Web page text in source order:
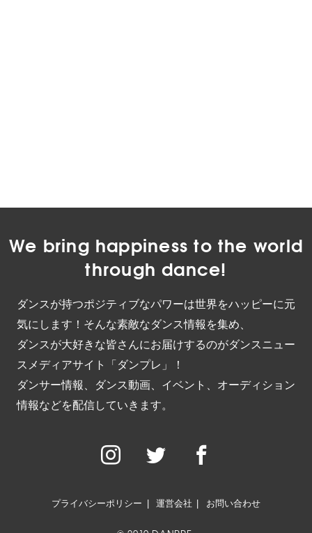
We bring happiness to the world
through dance!
ダンスが持つポジティブなパワーは世界をハッピーに元
気にします！そんな素敵なダンス情報を集め、
ダンスが大好きな皆さんにお届けするのがダンスニュー
スメディアサイト「ダンプレ」！
ダンサー情報、ダンス動画、イベント、オーディション
情報などを配信していきます。
プライバシーポリシー 運営会社 お問い合わせ